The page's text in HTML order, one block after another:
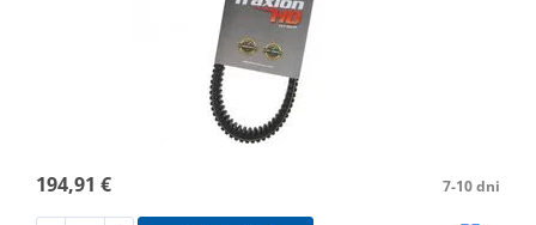
194,91 € 7-10 dni